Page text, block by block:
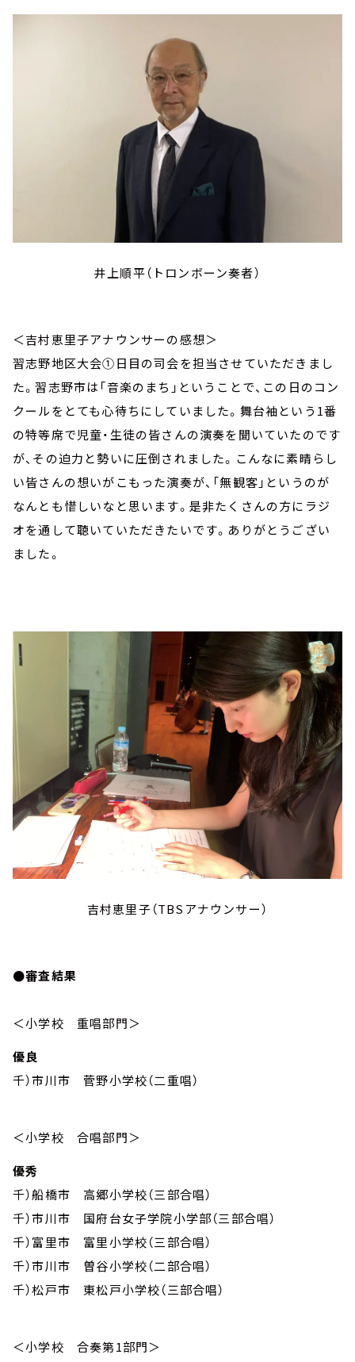
井上順平（トロンボーン奏者）
＜吉村恵里子アナウンサーの感想＞
習志野地区大会①日目の司会を担当させていただきまし
た。習志野市は「音楽のまち」ということで、この日のコン
クールをとても心待ちにしていました。舞台袖という1番
の特等席で児童・生徒の皆さんの演奏を聞いていたのです
が、その迫力と勢いに圧倒されました。こんなに素晴らし
い皆さんの想いがこもった演奏が、「無観客」というのが
なんとも惜しいなと思います。是非たくさんの方にラジ
オを通して聴いていただきたいです。ありがとうござい
ました。
吉村恵里子（TBSアナウンサー）
●審査結果
＜小学校 重唱部門＞
優良
千）市川市 菅野小学校（二重唱）
＜小学校 合唱部門＞
優秀
千）船橋市 高郷小学校（三部合唱）
千）市川市 国府台女子学院小学部（三部合唱）
千）富里市 富里小学校（三部合唱）
千）市川市 曽谷小学校（二部合唱）
千）松戸市 東松戸小学校（三部合唱）
＜小学校 合奏第1部門＞